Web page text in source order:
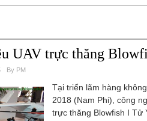
UAV trực thăng
By PM
Tại triển lãm hàng
2018 (Nam Phi), công
trực thăng Blowfish I Tử